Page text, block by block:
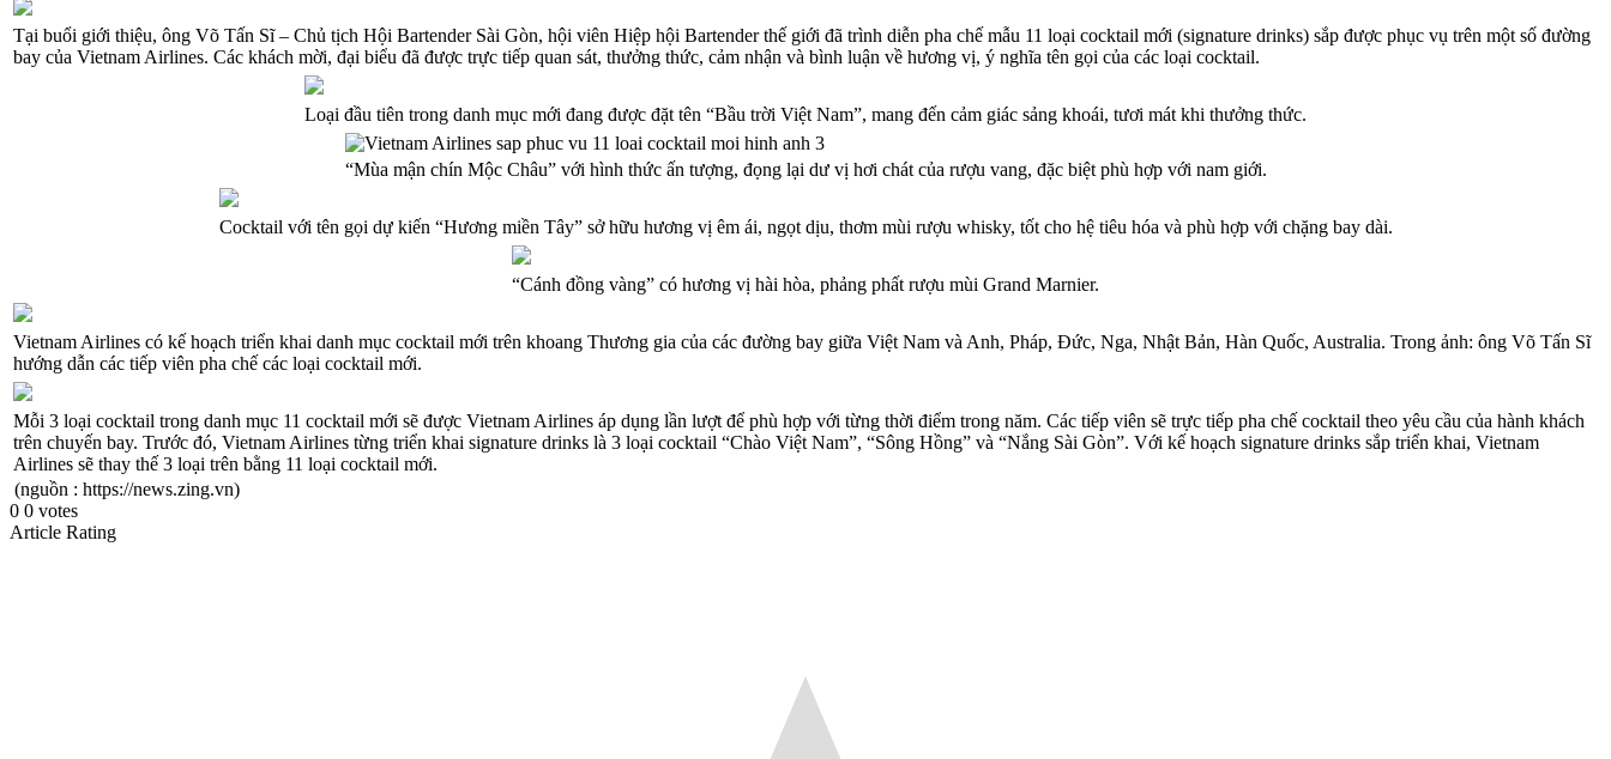
Tại buổi giới thiệu, ông Võ Tấn Sĩ – Chủ tịch Hội Bartender Sài Gòn, hội viên Hiệp hội Bartender thế giới đã trình diễn pha chế mẫu 11 loại cocktail mới (signature drinks) sắp được phục vụ trên một số đường
bay của Vietnam Airlines. Các khách mời, đại biểu đã được trực tiếp quan sát, thưởng thức, cảm nhận và bình luận về hương vị, ý nghĩa tên gọi của các loại cocktail.
Loại đầu tiên trong danh mục mới đang được đặt tên “Bầu trời Việt Nam”, mang đến cảm giác sảng khoái, tươi mát khi thưởng thức.
“Mùa mận chín Mộc Châu” với hình thức ấn tượng, đọng lại dư vị hơi chát của rượu vang, đặc biệt phù hợp với nam giới.
Cocktail với tên gọi dự kiến “Hương miền Tây” sở hữu hương vị êm ái, ngọt dịu, thơm mùi rượu whisky, tốt cho hệ tiêu hóa và phù hợp với chặng bay dài.
“Cánh đồng vàng” có hương vị hài hòa, phảng phất rượu mùi Grand Marnier.
Vietnam Airlines có kế hoạch triển khai danh mục cocktail mới trên khoang Thương gia của các đường bay giữa Việt Nam và Anh, Pháp, Đức, Nga, Nhật Bản, Hàn Quốc, Australia. Trong ảnh: ông Võ Tấn Sĩ
hướng dẫn các tiếp viên pha chế các loại cocktail mới.
Mỗi 3 loại cocktail trong danh mục 11 cocktail mới sẽ được Vietnam Airlines áp dụng lần lượt để phù hợp với từng thời điểm trong năm. Các tiếp viên sẽ trực tiếp pha chế cocktail theo yêu cầu của hành khách
trên chuyến bay. Trước đó, Vietnam Airlines từng triển khai signature drinks là 3 loại cocktail “Chào Việt Nam”, “Sông Hồng” và “Nắng Sài Gòn”. Với kế hoạch signature drinks sắp triển khai, Vietnam
Airlines sẽ thay thế 3 loại trên bằng 11 loại cocktail mới.
(nguồn : https://news.zing.vn)
0 0 votes
Article Rating